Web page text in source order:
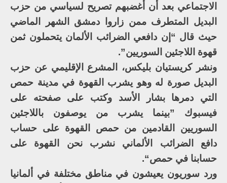
الاجتماعي بعد أن أغضبهم تصريح لسياسي من حزب
البديل المتطرف ممن زاروا دمشق الشهر الماضي
حيث قال “إن دافعي الضرائب الألمان يتحملون ثمن
قهوة اللاجئين السوريين”.
ونشر كريستيان بليكس، المشرع الإقليمي عن حزب
البديل صورة له وهو يشرب القهوة في مدينة حمص
التي دمرها بشار الأسد وكتب على صفحته على
فيسبوك ”بينما يشرب من يوصفون باللاجئين
السوريين القادمين من حمص القهوة على حساب
دافع الضرائب الألماني نشرب نحن القهوة على
حسابنا في حمص“.
ورد سوريون يعيشون في مناطق مختلفة في ألمانيا